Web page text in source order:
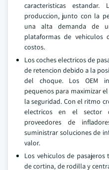
caracteristicas
produccion, junto con la
una alta demanda de
plataformas de vehiculos
costos.
Los coches electricos de
de retencion debido a la
del choque. Los OEM
pequenos para maximizar
la seguridad. Con el ritmo
electricos en el sector
proveedores de
suministrar soluciones de
valor.
Los vehiculos de
de cortina, de rodilla y